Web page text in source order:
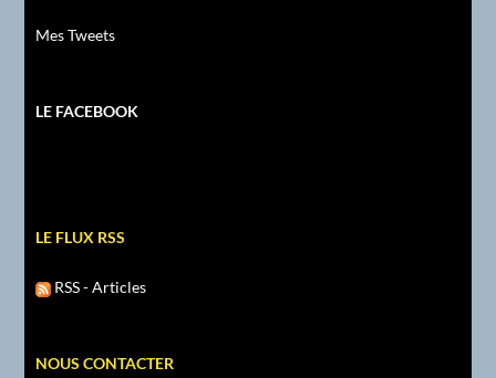
Mes Tweets
LE FACEBOOK
LE FLUX RSS
RSS - Articles
NOUS CONTACTER